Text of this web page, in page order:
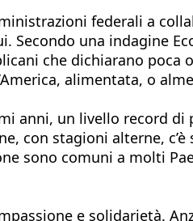
federali a
Secondo una indagine
che dichiarano poca
alimentata, o
anni, un livello record di
con stagioni alterne,
sono comuni a molti
e solidarietà.